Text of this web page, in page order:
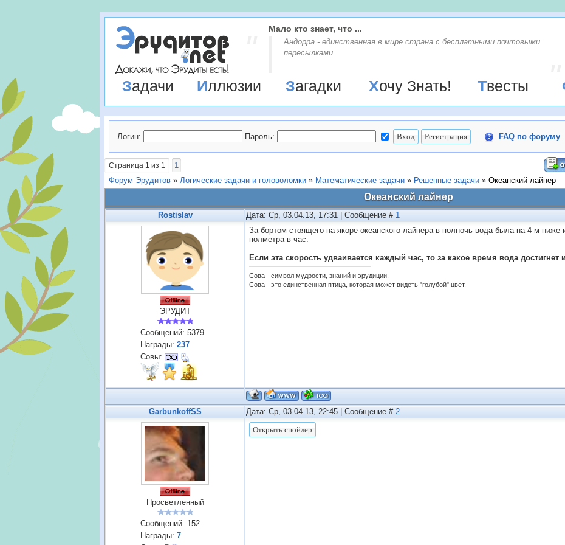
Мало кто знает, что ...
Андорра - единственная в мире страна с бесплатными почтовыми
пересылками.
Задачи Иллюзии Загадки Хочу Знать! Твесты
Логин: Пароль: FAQ по форуму
Страница 1 из 1
1
Форум Эрудитов » Логические задачи и головоломки » Математические задачи » Решенные задачи » Океанский лайнер
Океанский лайнер
Rostislav Дата: Ср, 03.04.13, 17:31 | Сообщение # 1
ЭРУДИТ
Сообщений: 5379
Награды: 237
Совы:
За бортом стоящего на якоре океанского лайнера в полночь вода была на 4 м
полметpa в час.
Если эта скорость удваивается каждый час, то за какое время вода
Сова - символ мудрости, знаний и эрудиции.
Сова - это единственная птица, которая может видеть "голубой" цвет.
GarbunkoffSS Дата: Ср, 03.04.13, 22:45 | Сообщение # 2
Просветленный
Сообщений: 152
Награды: 7